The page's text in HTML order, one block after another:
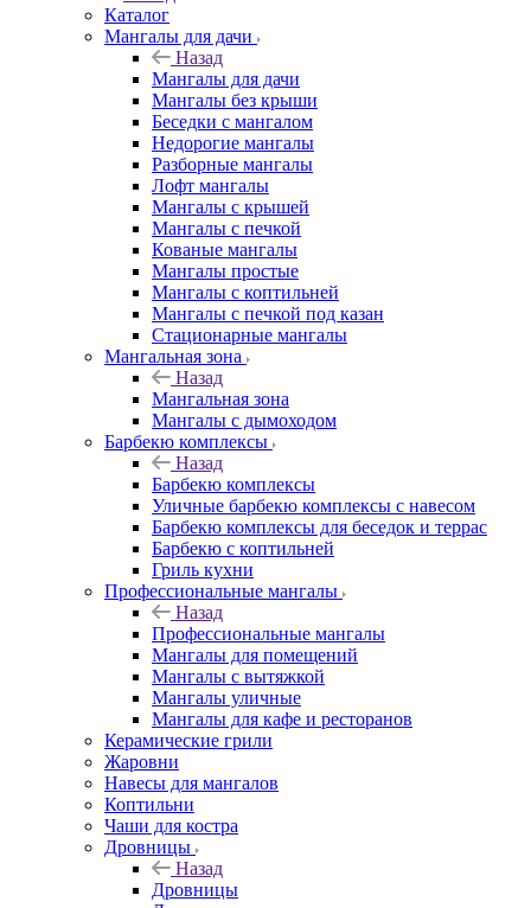
Каталог
Мангалы для дачи
Назад
Мангалы для дачи
Мангалы без крыши
Беседки с мангалом
Недорогие мангалы
Разборные мангалы
Лофт мангалы
Мангалы с крышей
Мангалы с печкой
Кованые мангалы
Мангалы простые
Мангалы с коптильней
Мангалы с печкой под казан
Стационарные мангалы
Мангальная зона
Назад
Мангальная зона
Мангалы с дымоходом
Барбекю комплексы
Назад
Барбекю комплексы
Уличные барбекю комплексы с навесом
Барбекю комплексы для беседок и террас
Барбекю с коптильней
Гриль кухни
Профессиональные мангалы
Назад
Профессиональные мангалы
Мангалы для помещений
Мангалы с вытяжкой
Мангалы уличные
Мангалы для кафе и ресторанов
Керамические грили
Жаровни
Навесы для мангалов
Коптильни
Чаши для костра
Дровницы
Назад
Дровницы